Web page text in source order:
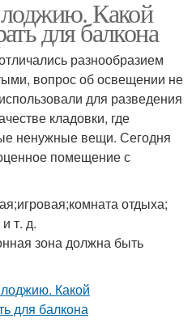
Какой
для балкона
разнообразием
вопрос об освещении не
для разведения
кладовки, где
ненужные вещи. Сегодня
помещение с
отдыха;
т. д.
зона должна быть